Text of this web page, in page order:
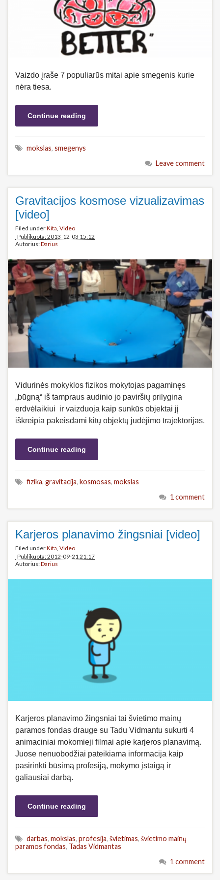
Vaizdo įraše 7 populiarūs mitai apie smegenis kurie
nėra tiesa.
Continue reading
mokslas, smegenys
Leave comment
Gravitacijos kosmose vizualizavimas
[video]
Filed underKita Video
Publikuota: 2013-12-03 15:12
Autorius:Darius
Vidurinės mokyklos fizikos mokytojas pagaminęs
„būgną“ iš tampraus audinio jo paviršių prilygina
erdvėlaikiui ir vaizduoja kaip sunkūs objektai jį
iškreipia pakeisdami kitų objektų judėjimo trajektorijas.
Continue reading
fizika, gravitacija, kosmosas, mokslas
1 comment
Karjeros planavimo žingsniai [video]
Filed underKita, Video
Publikuota: 2012-09-21 21:17
Autorius:Darius
Karjeros planavimo žingsniai tai švietimo mainų
paramos fondas drauge su Tadu Vidmantu sukurti 4
animaciniai mokomieji filmai apie karjeros planavimą.
Juose nenuobodžiai pateikiama informacija kaip
pasirinkti būsimą profesiją, mokymo įstaigą ir
galiausiai darbą.
Continue reading
darbas, mokslas, profesija, švietimas, švietimo mainų
paramos fondas, Tadas Vidmantas
1 comment